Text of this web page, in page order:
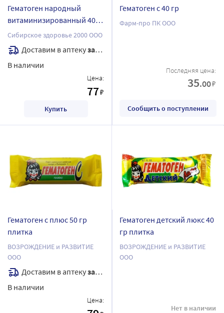
Гематоген народный
витаминизированный 40
гр плитка
Сибирское здоровье 2000 ООО
Доставим в аптекузавтра
В наличии
Цена:
77₽
Купить
Гематоген с 40 гр
Фарм-про ПК ООО
Последняя цена:
35.00₽
Сообщить о поступлении
Гематоген с плюс 50 гр
плитка
ВОЗРОЖДЕНИЕ и РАЗВИТИЕ
ООО
Доставим в аптекузавтра
В наличии
Цена:
Гематоген детский люкс 40
гр плитка
ВОЗРОЖДЕНИЕ и РАЗВИТИЕ
ООО
Нет в наличии